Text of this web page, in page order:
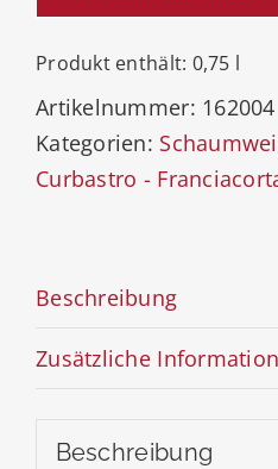
Rosé
Brut
Produkt enthält: 0,75 l
Artikelnummer: 162004
Kategorien:
Curbastro -
Beschreibung
Zusätzliche
Beschreibung